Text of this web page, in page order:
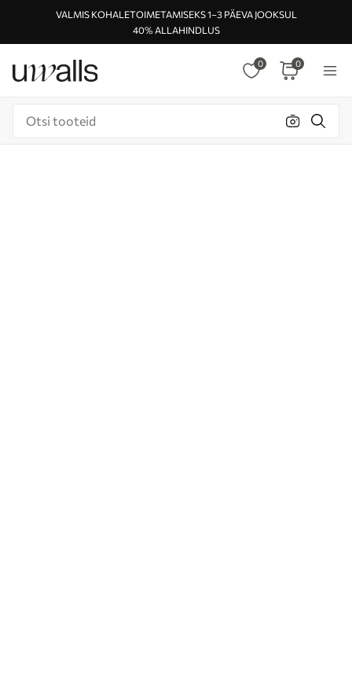
VALMIS KOHALETOIMETAMISEKS 1–3 PÄEVA JOOKSUL
40% ALLAHINDLUS
0 0